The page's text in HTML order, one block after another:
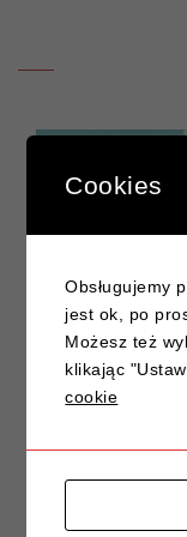
ZRÓB
Cookies
Obsługujemy
jest ok, po
Możesz też
klikając
cookie